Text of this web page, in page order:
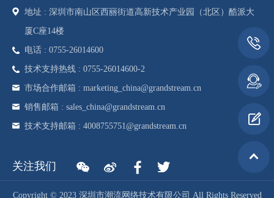
地址 : 深圳市南山区西丽街道高新技术产业园（北区）酷派大
厦C座14楼
电话 : 0755-26014600
技术支持热线 : 0755-26014600-2
市场合作邮箱 : marketing_china@grandstream.cn
销售邮箱 : sales_china@grandstream.cn
技术支持邮箱 : 4008755751@grandstream.cn
关注我们
Copyright © 2023 深圳市潮流网络技术有限公司 All Rights Reserved